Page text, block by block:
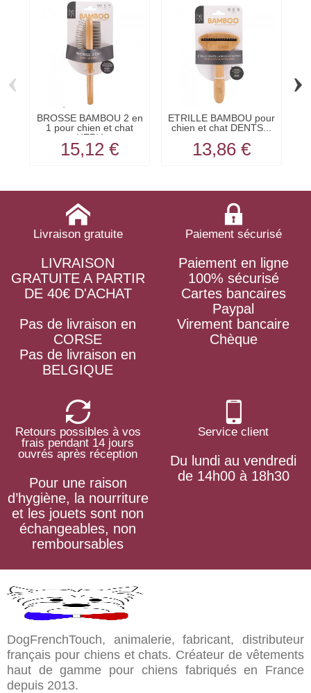
BROSSE BAMBOU 2 en
1 pour chien et chat
HERY
15,12 €
ETRILLE BAMBOU pour
chien et chat DENTS...
13,86 €
‹ ›
Livraison gratuite
LIVRAISON
GRATUITE A PARTIR
DE 40€ D'ACHAT
Pas de livraison en
CORSE
Pas de livraison en
BELGIQUE
Paiement sécurisé
Paiement en ligne
100% sécurisé
Cartes bancaires
Paypal
Virement bancaire
Chèque
Retours possibles à vos
frais pendant 14 jours
ouvrés après réception
Pour une raison
d’hygiène, la nourriture
et les jouets sont non
échangeables, non
remboursables
Service client
Du lundi au vendredi
de 14h00 à 18h30
DogFrenchTouch, animalerie, fabricant, distributeur
français pour chiens et chats. Créateur de vêtements
haut de gamme pour chiens fabriqués en France
depuis 2013.